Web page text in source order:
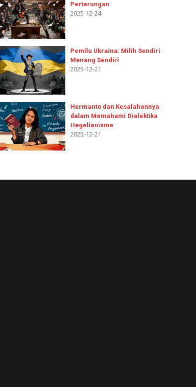
Pertarungan
2025-12-24
Pemilu Ukraina: Milih Sendiri
Menang Sendiri
2025-12-21
Hermanto dan Kesalahannya
dalam Memahami Dialektika
Hegelianisme
2025-12-21